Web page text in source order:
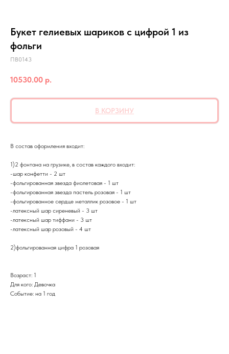
Букет гелиевых шариков с цифрой 1 из
фольги
ПВ0143
10530.00 р.
В КОРЗИНУ
В состав оформления входит:
1)2 фонтана на грузике, в состав каждого входит:
-шар конфетти - 2 шт
-фольгированная звезда фиолетовая - 1 шт
-фольгированная звезда пастель розовая - 1 шт
-фольгированное сердце металлик розовое - 1 шт
-латексный шар сиреневый - 3 шт
-латексный шар тиффани - 3 шт
-латексный шар розовый - 4 шт
2)фольгированная цифра 1 розовая
Возраст: 1
Для кого: Девочка
Событие: на 1 год